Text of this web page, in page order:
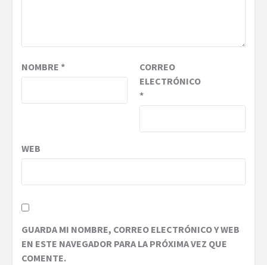
NOMBRE *
CORREO
ELECTRÓNICO
*
WEB
GUARDA MI NOMBRE, CORREO ELECTRÓNICO Y WEB
EN ESTE NAVEGADOR PARA LA PRÓXIMA VEZ QUE
COMENTE.